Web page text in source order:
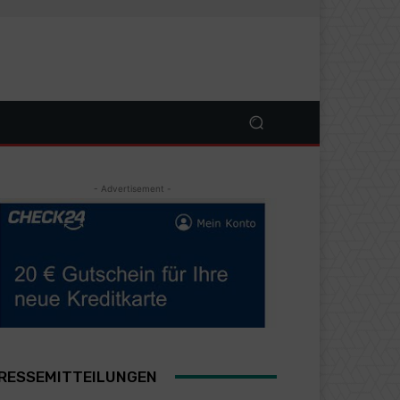
- Advertisement -